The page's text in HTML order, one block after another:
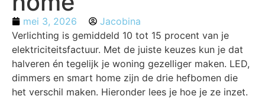
mei 3, 2026
Jacobina
Verlichting is gemiddeld 10 tot 15 procent van je
elektriciteitsfactuur. Met de juiste keuzes kun je dat
halveren én tegelijk je woning gezelliger maken. LED,
dimmers en smart home zijn de drie hefbomen die
het verschil maken. Hieronder lees je hoe je ze inzet.